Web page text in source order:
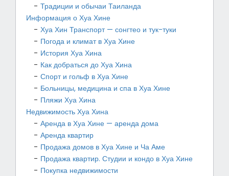
Традиции и обычаи Таиланда
Информация о Хуа Хине
Хуа Хин Транспорт — сонгтео и тук-туки
Погода и климат в Хуа Хине
История Хуа Хина
Как добраться до Хуа Хина
Спорт и гольф в Хуа Хине
Больницы, медицина и спа в Хуа Хине
Пляжи Хуа Хина
Недвижимость Хуа Хина
Аренда в Хуа Хине — аренда дома
Аренда квартир
Продажа домов в Хуа Хине и Ча Аме
Продажа квартир. Студии и кондо в Хуа Хине
Покупка недвижимости